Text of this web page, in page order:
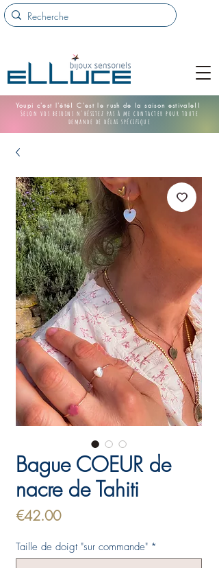
Youpi c'est l'été! C'est le rush de la saison estivale!!
Selon vos besoins n'hésitez pas à me contacter pour toute
demande de délai spécifique
Bague COEUR de
nacre de Tahiti
€42.00Price
Taille de doigt "sur commande" *